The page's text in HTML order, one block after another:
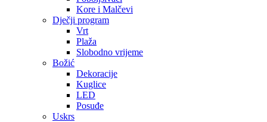
Kore i Malčevi
Dječji program
Vrt
Plaža
Slobodno vrijeme
Božić
Dekoracije
Kuglice
LED
Posuđe
Uskrs